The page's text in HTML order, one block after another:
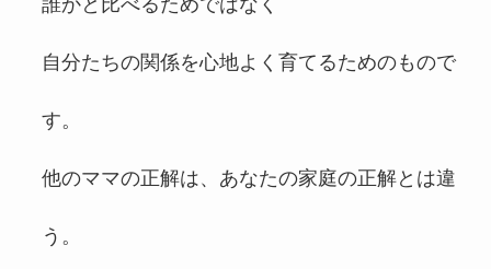
誰かと比べるためではなく
自分たちの関係を心地よく育てるためのもので
す。
他のママの正解は、あなたの家庭の正解とは違
う。